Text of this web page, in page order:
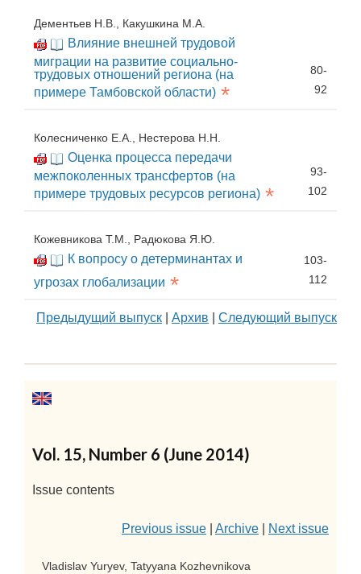
Дементьев Н.В., Какушкина М.А.
Влияние внешней трудовой
миграции на развитие социально-
трудовых отношений региона (на
примере Тамбовской области) *
80-
92
Колесниченко Е.А., Нестерова Н.Н.
Оценка процесса передачи
межпоколенных трансфертов (на
примере трудовых ресурсов региона) *
93-
102
Кожевникова Т.М., Радюкова Я.Ю.
К вопросу о детерминантах и
угрозах глобализации *
103-
112
Предыдущий выпуск Архив Следующий выпуск
Vol. 15, Number 6 (June 2014)
Issue contents
Previous issue Archive Next issue
Vladislav Yuryev, Tatyyana Kozhevnikova